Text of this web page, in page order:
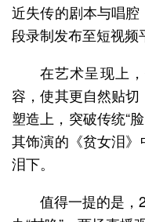
近失传的剧本与唱
段录制发布至短视频
在艺术呈现上
容，使其更自然贴
塑造上，突破传统“
其饰演的《贫女泪
泪下。
值得一提的是，